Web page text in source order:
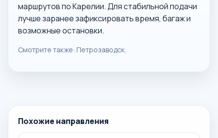
маршрутов по Карелии. Для стабильной подачи
лучше заранее зафиксировать время, багаж и
возможные остановки.
Смотрите также: Петрозаводск.
Похожие направления